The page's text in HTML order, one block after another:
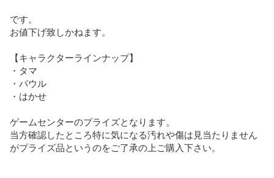
です。
お値下げ致しかねます。
【キャラクターラインナップ】
・タマ
・パウル
・はかせ
ゲームセンターのプライズとなります。
当方確認したところ特に気になる汚れや傷は見当たりません
がプライズ品というのをご了承の上ご購入下さい。